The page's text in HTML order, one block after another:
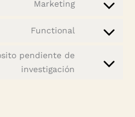
service
Marketing
Consent
service
Functional
Consent
service
pendiente de
investigación
Consent